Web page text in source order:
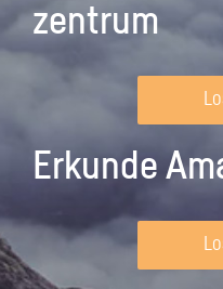
zentrum
Erkunde